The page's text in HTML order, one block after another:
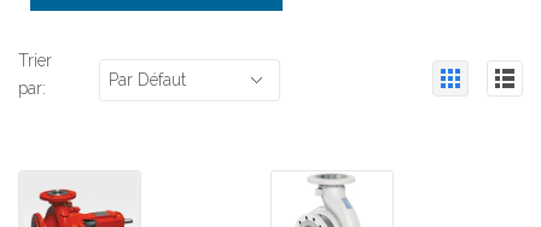
Trier
par:
Par Défaut